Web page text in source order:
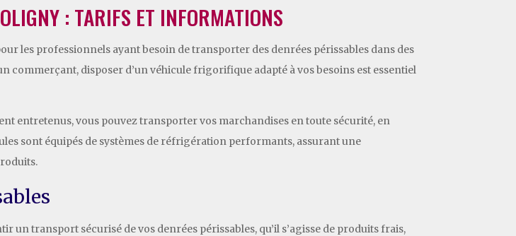
: TARIFS ET INFORMATIONS
les professionnels ayant besoin de transporter des denrées périssables dans des
commerçant, disposer d’un véhicule frigorifique adapté à vos besoins est essentiel
entretenus, vous pouvez transporter vos marchandises en toute sécurité, en
sont équipés de systèmes de réfrigération performants, assurant une
transport sécurisé de vos denrées périssables, qu’il s’agisse de produits frais,